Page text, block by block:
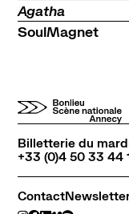
Agatha
SoulMagnet
Billetterie du
+33 (0)4 50 33 44
Contact